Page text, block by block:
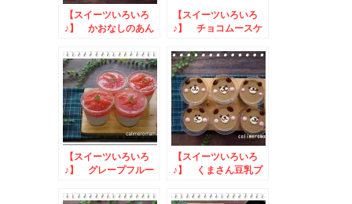
【スイーツいろいろ
♪】 かおなしのあん
【スイーツいろいろ
♪】 チョコムースケ
【スイーツいろいろ
♪】 グレープフルー
【スイーツいろいろ
♪】 くまさん豆乳プ